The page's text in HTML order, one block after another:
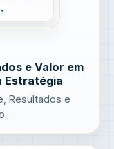
e Valor em
Estratégia
Resultados e